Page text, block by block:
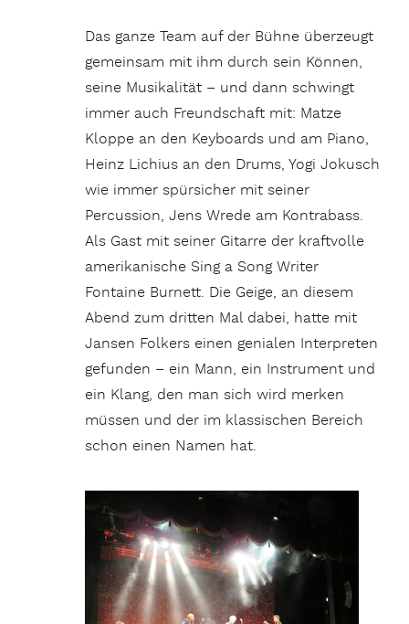
Das ganze Team auf der Bühne überzeugt
gemeinsam mit ihm durch sein Können,
seine Musikalität – und dann schwingt
immer auch Freundschaft mit: Matze
Kloppe an den Keyboards und am Piano,
Heinz Lichius an den Drums, Yogi Jokusch
wie immer spürsicher mit seiner
Percussion, Jens Wrede am Kontrabass.
Als Gast mit seiner Gitarre der kraftvolle
amerikanische Sing a Song Writer
Fontaine Burnett. Die Geige, an diesem
Abend zum dritten Mal dabei, hatte mit
Jansen Folkers einen genialen Interpreten
gefunden – ein Mann, ein Instrument und
ein Klang, den man sich wird merken
müssen und der im klassischen Bereich
schon einen Namen hat.